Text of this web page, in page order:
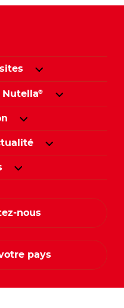
Nutella®
nous
pays